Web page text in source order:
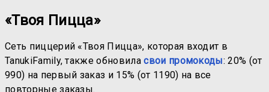
«Твоя Пицца»
Сеть пиццерий «Твоя Пицца», которая входит в
TanukiFamily, также обновиласвои промокоды: 20% (от
990) на первый заказ и 15% (от 1190) на все
повторные заказы.